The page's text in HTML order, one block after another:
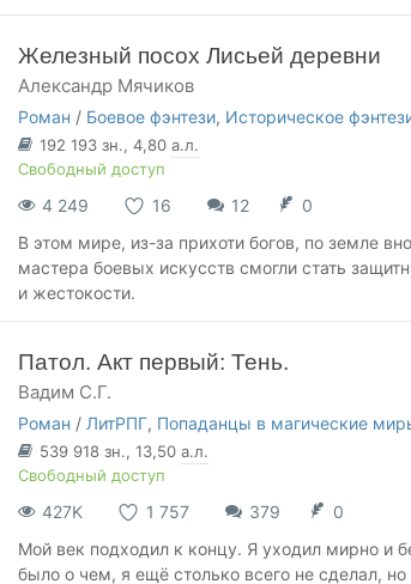
Железный посох Лисьей деревни
Александр Мячиков
Роман / Боевое фэнтези, Историческое
192 193 зн., 4,80 а.л.
Свободный доступ
4 249 16 12
0
В этом мире, из-за прихоти богов, по земле
мастера боевых искусств смогли стать
и жестокости.
Патол. Акт первый: Тень.
Вадим С.Г.
Роман / ЛитРПГ, Попаданцы в магические
539 918 зн., 13,50 а.л.
Свободный доступ
427K 1 757 379
0
Мой век подходил к концу. Я уходил мирно и
было о чем, я ещё столько всего не сделал,